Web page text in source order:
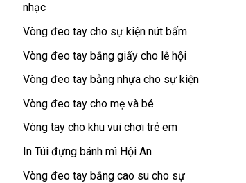
nhạc
Vòng đeo tay cho sự kiện nút bấm
Vòng đeo tay bằng giấy cho lễ hội
Vòng đeo tay bằng nhựa cho sự kiện
Vòng đeo tay cho mẹ và bé
Vòng tay cho khu vui chơi trẻ em
In Túi đựng bánh mì Hội An
Vòng đeo tay bằng cao su cho sự